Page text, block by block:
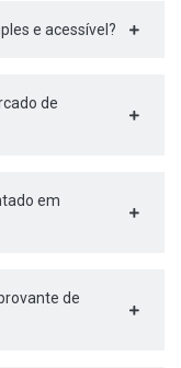
e acessível?
de
em
de